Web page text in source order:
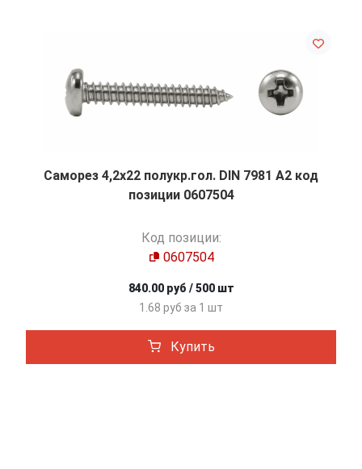
Саморез 4,2х22 полукр.гол. DIN 7981 A2 код
позиции 0607504
Код позиции:
0607504
840.00 руб / 500 шт
1.68 руб за 1 шт
Купить